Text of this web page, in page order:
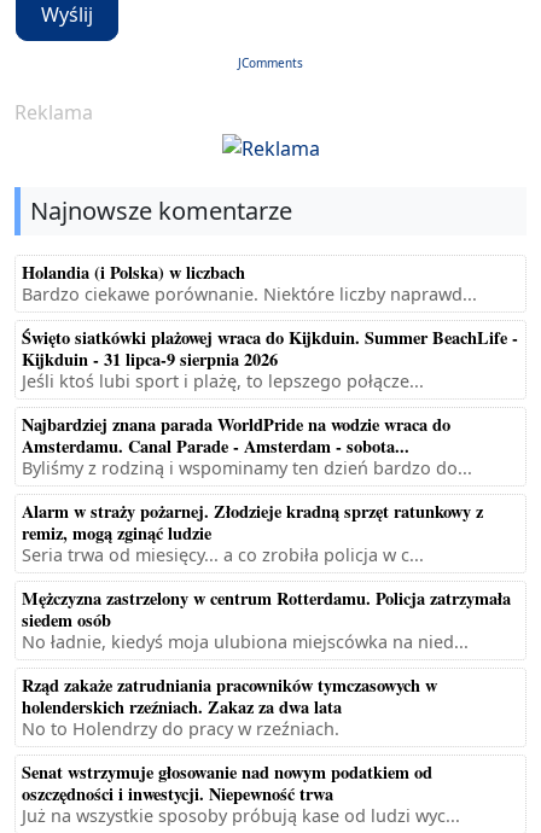
Wyślij
JComments
Reklama
Najnowsze komentarze
Holandia (i Polska) w liczbach
Bardzo ciekawe porównanie. Niektóre liczby naprawd...
Święto siatkówki plażowej wraca do Kijkduin. Summer BeachLife -
Kijkduin - 31 lipca-9 sierpnia 2026
Jeśli ktoś lubi sport i plażę, to lepszego połącze...
Najbardziej znana parada WorldPride na wodzie wraca do
Amsterdamu. Canal Parade - Amsterdam - sobota...
Byliśmy z rodziną i wspominamy ten dzień bardzo do...
Alarm w straży pożarnej. Złodzieje kradną sprzęt ratunkowy z
remiz, mogą zginąć ludzie
Seria trwa od miesięcy... a co zrobiła policja w c...
Mężczyzna zastrzelony w centrum Rotterdamu. Policja zatrzymała
siedem osób
No ładnie, kiedyś moja ulubiona miejscówka na nied...
Rząd zakaże zatrudniania pracowników tymczasowych w
holenderskich rzeźniach. Zakaz za dwa lata
No to Holendrzy do pracy w rzeźniach.
Senat wstrzymuje głosowanie nad nowym podatkiem od
oszczędności i inwestycji. Niepewność trwa
Już na wszystkie sposoby próbują kase od ludzi wyc...